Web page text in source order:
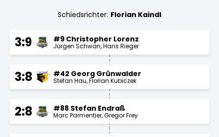
Schiedsrichter: Florian Kaindl
3:9 #9 Christopher Lorenz
Jürgen Schwan Hans Rieger
3:8 #42 Georg Grünwalder
Stefan Hau Florian Kubiczek
2:8 #88 Stefan Endraß
Marc Parmentier Gregor Frey